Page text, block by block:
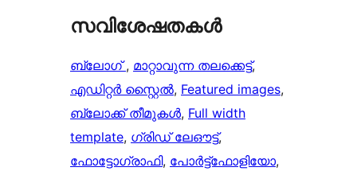
സവിശേഷതകൾ
ബ്ലോഗ്, മാറ്റാവുന്ന തലക്കെട്ട്‌
എഡിറ്റർ സ്റ്റൈൽ, Featured images
ബ്ലോക്ക് തീമുകൾ, Full width
template, ഗ്രിഡ് ലേഔട്ട്
ഫോട്ടോഗ്രാഫി, പോർട്ട്‌ഫോളിയോ